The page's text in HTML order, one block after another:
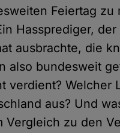
Feiertag
Hassprediger,
ausbrachte, die
also bundesweit
verdient? Welcher
aus? Und
Vergleich zu den